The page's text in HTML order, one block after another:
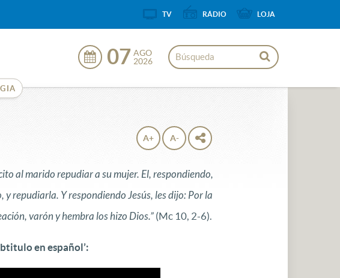
07 AGO
2026
A+ A-
al marido repudiar a su mujer. El, respondiendo,
repudiarla. Y respondiendo Jesús, les dijo: Por la
varón y hembra los hizo Dios.”(Mc 10, 2-6).
en español’:
TV RÁDIO LOJA